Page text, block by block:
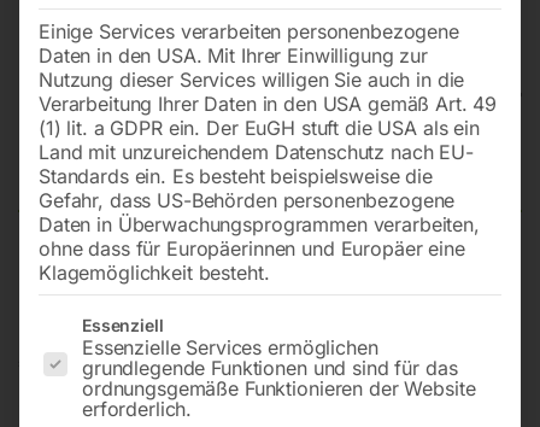
Vorschubapparat VSA 2038 L
mit drei Rollen und acht Geschwindigkeiten
1.020,00
inkl. MwSt. zzgl.Versandkosten
Einige Services verarbeiten personenbezogene
Daten in den USA. Mit Ihrer Einwilligung zur
Nutzung dieser Services willigen Sie auch in die
Verarbeitung Ihrer Daten in den USA gemäß Art. 49
(1) lit. a GDPR ein. Der EuGH stuft die USA als ein
Land mit unzureichendem Datenschutz nach EU-
Standards ein. Es besteht beispielsweise die
Gefahr, dass US-Behörden personenbezogene
Daten in Überwachungsprogrammen verarbeiten,
ohne dass für Europäerinnen und Europäer eine
Klagemöglichkeit besteht.
Es folgt eine Liste der Service-Gruppen, für die eine
Essenziell
Essenzielle Services ermöglichen
grundlegende Funktionen und sind für das
ordnungsgemäße Funktionieren der Website
erforderlich.